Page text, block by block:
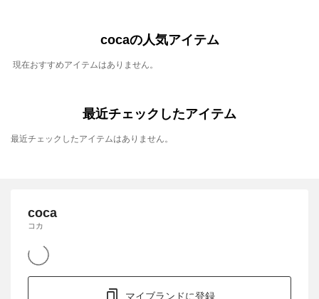
cocaの人気アイテム
現在おすすめアイテムはありません。
最近チェックしたアイテム
最近チェックしたアイテムはありません。
coca
コカ
マイブランドに登録